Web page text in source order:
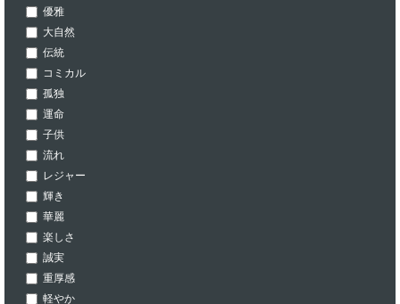
優雅
大自然
伝統
コミカル
孤独
運命
子供
流れ
レジャー
輝き
華麗
楽しさ
誠実
重厚感
軽やか